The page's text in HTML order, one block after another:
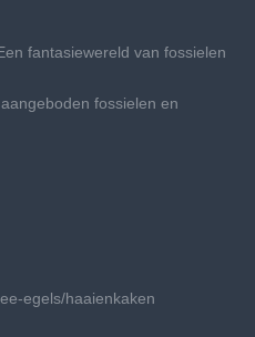
fantasiewereld van fossielen
fossielen en
egels/haaienkaken